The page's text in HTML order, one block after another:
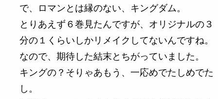
で、ロマンとは縁のない、キングダム。
とりあえず６巻見たんですが、オリジナルの３
分の１くらいしかリメイクしてないんですね。
なので、期待した結末とちがっていました。
キングの？そりゃあもう、一応めでたしめでた
し。